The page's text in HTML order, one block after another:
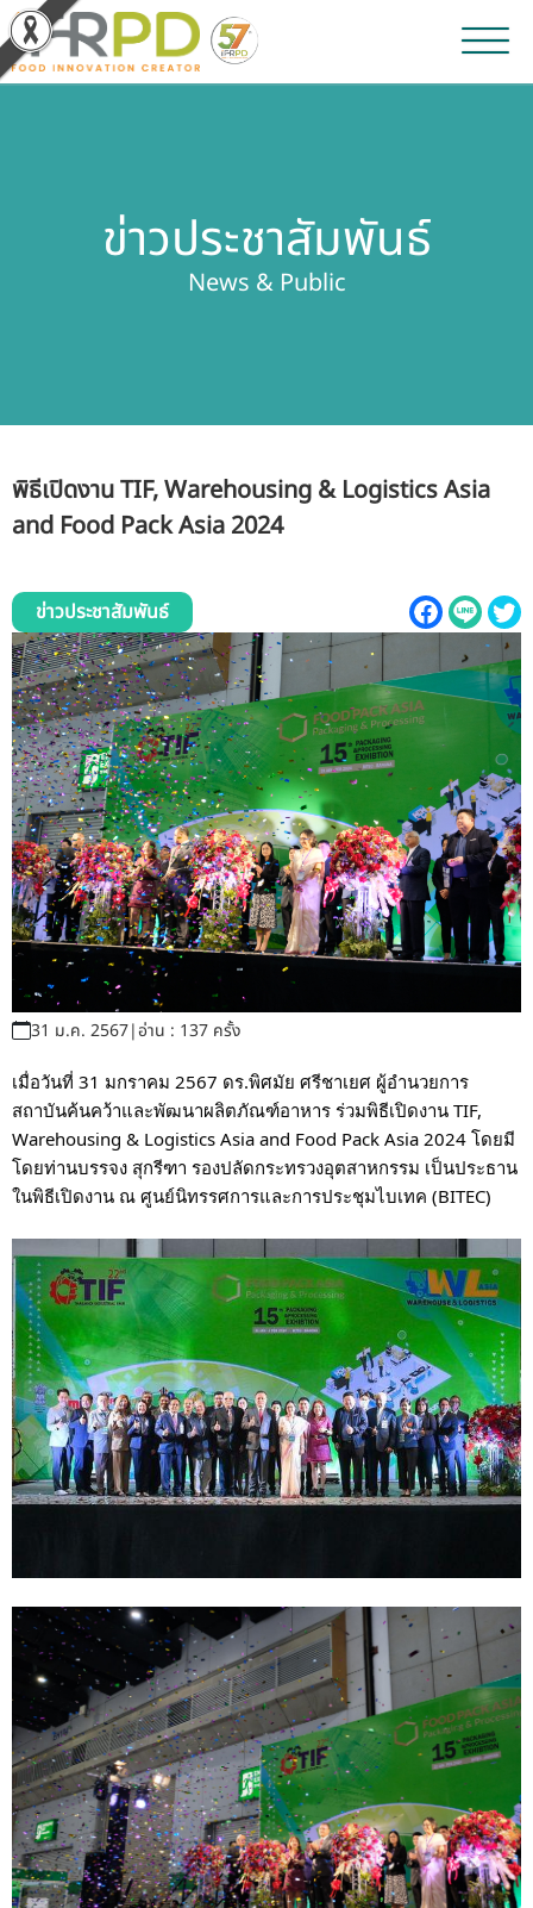
ผลิตภัณฑ์และจำหน่าย
เกี่ยวกับสถาบัน
บุคลากรสถาบัน
ระบบสารสนเทศ (ใน)
ติดต่อเรา
สายตรงผู้บริหาร
ข่าวประชาสัมพันธ์
News & Public
พิธีเปิดงาน TIF, Warehousing & Logistics Asia
and Food Pack Asia 2024
ข่าวประชาสัมพันธ์
31 ม.ค. 2567|อ่าน : 137 ครั้ง
เมื่อวันที่ 31 มกราคม 2567 ดร.พิศมัย ศรีชาเยศ ผู้อำนวยการ
สถาบันค้นคว้าและพัฒนาผลิตภัณฑ์อาหาร ร่วมพิธีเปิดงาน TIF,
Warehousing & Logistics Asia and Food Pack Asia 2024 โดยมี
โดยท่านบรรจง สุกรีฑา รองปลัดกระทรวงอุตสาหกรรม เป็นประธาน
ในพิธีเปิดงาน ณ ศูนย์นิทรรศการและการประชุมไบเทค (BITEC)